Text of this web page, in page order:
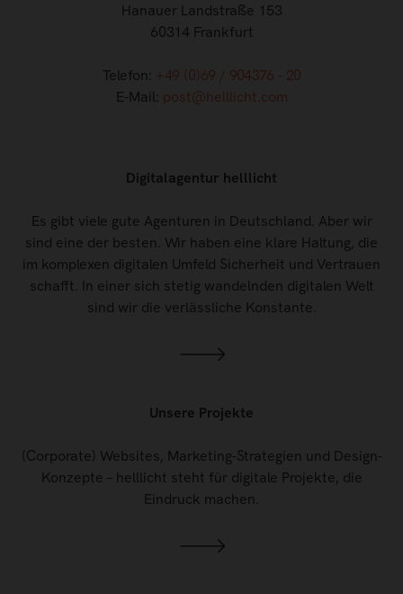
Hanauer Landstraße 153
60314 Frankfurt
Telefon: +49 (0)69 / 904376 - 20
E-Mail: post@helllicht.com
Digitalagentur helllicht
Es gibt viele gute Agenturen in Deutschland. Aber wir
sind eine der besten. Wir haben eine klare Haltung, die
im komplexen digitalen Umfeld Sicherheit und Vertrauen
schafft. In einer sich stetig wandelnden digitalen Welt
sind wir die verlässliche Konstante.
Unsere Projekte
(Corporate) Websites, Marketing-Strategien und Design-
Konzepte – helllicht steht für digitale Projekte, die
Eindruck machen.